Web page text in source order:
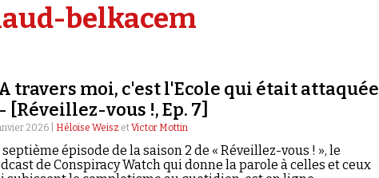
belkacem
travers moi, c'est l'Ecole qui était attaquée
[Réveillez-vous !, Ep. 7]
2026 | Héloïse Weisz etVictor Mottin
septième épisode de la saison 2 de « Réveillez-vous ! », le
de Conspiracy Watch qui donne la parole à celles et ceux